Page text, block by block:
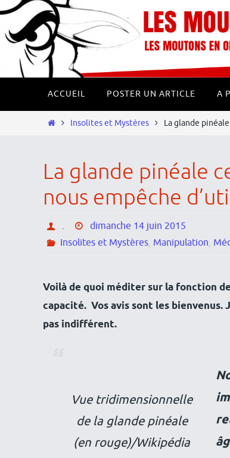
Panneau de gestion des cookies
Passer
le
contenu
le
ACCUEIL POSTER UN ARTICLE A
HomeInsolites et Mystères La glande
La glande pinéale
nous empêche
.
dimanche 14 juin 2015
Insolites et Mystères, Manipulation,
Voilà de quoi méditer sur la fonction
capacité. Vos avis sont les
pas indifférent.
Vue tridimensionnelle
de la glande pinéale
(en rouge)/Wikipédia